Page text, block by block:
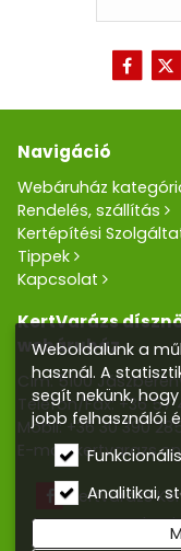
Navigáció
Webáruház
Rendelés, szállítás
Kertépítési
Tippek
Kapcsolat
KertVarázs
webáruház
Cím: 5100
Telefon/Fax: +36 57
Mobil:+36 30 390
E-mail:
Kertvarázs
kerti
Weboldalunk a
használ. A
segít nekünk,
jobb felhasználói
Analitikai,